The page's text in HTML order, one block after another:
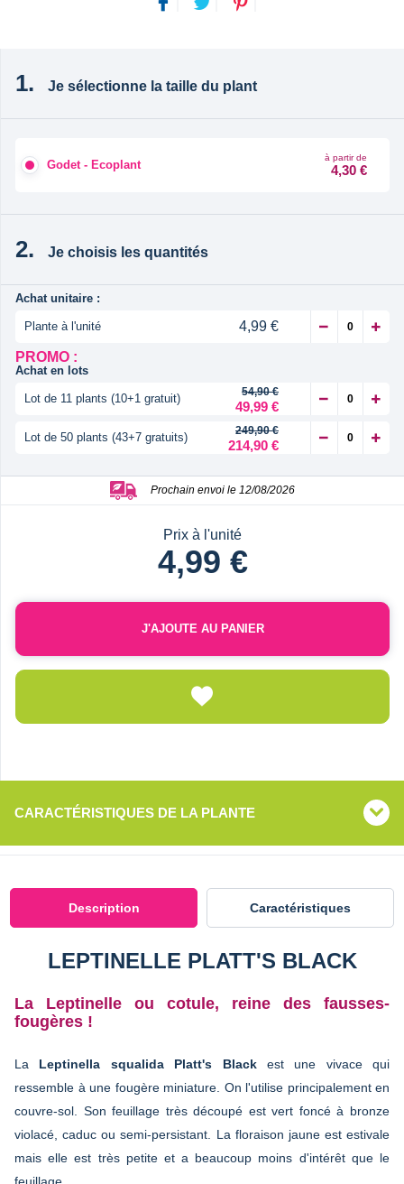
Je sélectionne la taille du plant
Godet - Ecoplant
à partir de
4,30 €
Je choisis les quantités
Achat unitaire :
Plante à l'unité
4,99 €
PROMO :
Achat en lots
Lot de 11 plants (10+1 gratuit) 54,90 €
49,99 €
Lot de 50 plants (43+7 gratuits) 249,90 €
214,90 €
Prochain envoi le 12/08/2026
Prix à l'unité
4,99 €
J'AJOUTE AU PANIER
CARACTÉRISTIQUES DE LA PLANTE
Description Caractéristiques
LEPTINELLE PLATT'S BLACK
La Leptinelle ou cotule, reine des fausses-
fougères !
La Leptinella squalida Platt's Blackest une vivace qui
ressemble à une fougère miniature. On l'utilise principalement en
couvre-sol. Son feuillage très découpé est vert foncé à bronze
violacé, caduc ou semi-persistant. La floraison jaune est estivale
mais elle est très petite et a beaucoup moins d'intérêt que le
feuillage.